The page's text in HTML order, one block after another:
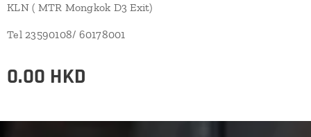
KLN ( MTR Mongkok D3 Exit)
Tel 23590108/ 60178001
0.00 HKD